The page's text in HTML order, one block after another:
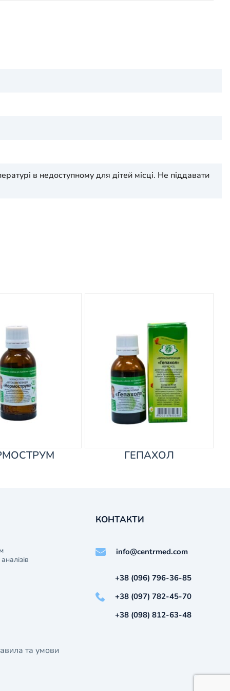
в недоступному для дітей місці. Не піддавати
ГЕПАХОЛ
КОНТАКТИ
info@centrmed.com
+38 (096) 796-36-85
+38 (097) 782-45-70
+38 (098) 812-63-48
та умови